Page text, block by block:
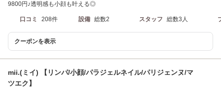
9800円♪透明感も小顔も叶える◎
口コミ 208件 設備 総数2 スタッフ 総数3人
クーポンを表示
mii.(ミイ) 【リンパ/小顔/パラジェルネイル/パリジェンヌ/マ
ツエク】